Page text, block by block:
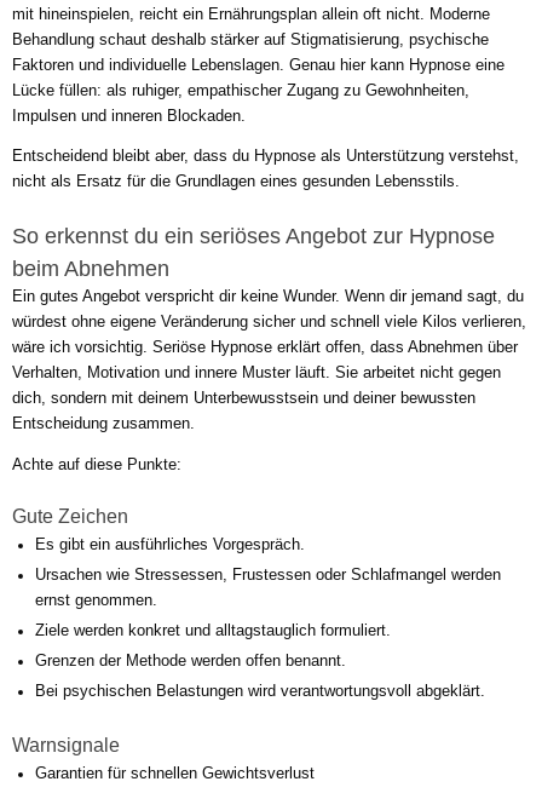
mit hineinspielen, reicht ein Ernährungsplan allein oft nicht. Moderne
Behandlung schaut deshalb stärker auf Stigmatisierung, psychische
Faktoren und individuelle Lebenslagen. Genau hier kann Hypnose eine
Lücke füllen: als ruhiger, empathischer Zugang zu Gewohnheiten,
Impulsen und inneren Blockaden.
Entscheidend bleibt aber, dass du Hypnose als Unterstützung verstehst,
nicht als Ersatz für die Grundlagen eines gesunden Lebensstils.
So erkennst du ein seriöses Angebot zur Hypnose
beim Abnehmen
Ein gutes Angebot verspricht dir keine Wunder. Wenn dir jemand sagt, du
würdest ohne eigene Veränderung sicher und schnell viele Kilos verlieren,
wäre ich vorsichtig. Seriöse Hypnose erklärt offen, dass Abnehmen über
Verhalten, Motivation und innere Muster läuft. Sie arbeitet nicht gegen
dich, sondern mit deinem Unterbewusstsein und deiner bewussten
Entscheidung zusammen.
Achte auf diese Punkte:
Gute Zeichen
Es gibt ein ausführliches Vorgespräch.
Ursachen wie Stressessen, Frustessen oder Schlafmangel werden
ernst genommen.
Ziele werden konkret und alltagstauglich formuliert.
Grenzen der Methode werden offen benannt.
Bei psychischen Belastungen wird verantwortungsvoll abgeklärt.
Warnsignale
Garantien für schnellen Gewichtsverlust